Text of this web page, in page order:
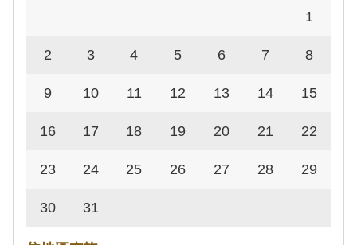
1
2 3 4 5 6 7 8
9 10 11 12 13 14 15
16 17 18 19 20 21 22
23 24 25 26 27 28 29
30 31